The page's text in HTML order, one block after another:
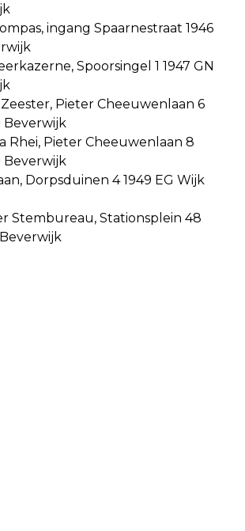
ingang Spaarnestraat 1946
Spoorsingel 1 1947 GN
Pieter Cheeuwenlaan 6
Beverwijk
Rhei, Pieter Cheeuwenlaan 8
Beverwijk
Dorpsduinen 4 1949 EG Wijk
Stembureau, Stationsplein 48